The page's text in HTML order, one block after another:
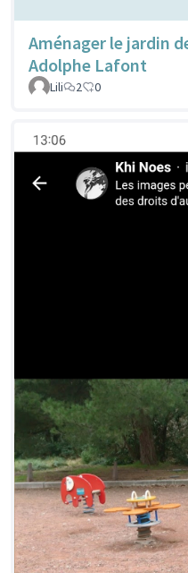
Aménager le jardin
Adolphe Lafont
Lili
2 0